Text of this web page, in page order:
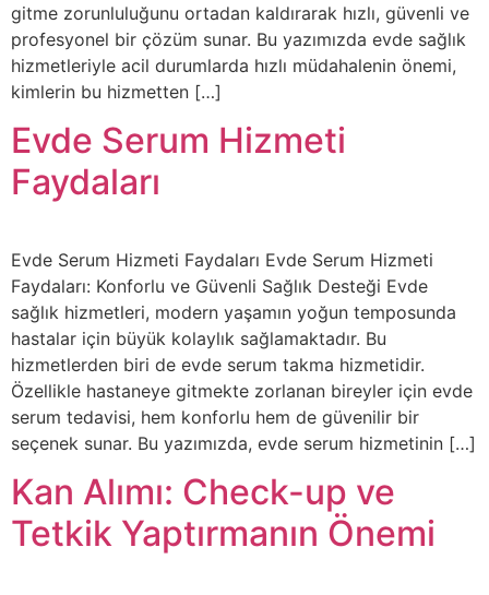
gitme zorunluluğunu ortadan kaldırarak hızlı, güvenli ve
profesyonel bir çözüm sunar. Bu yazımızda evde sağlık
hizmetleriyle acil durumlarda hızlı müdahalenin önemi,
kimlerin bu hizmetten […]
Evde Serum Hizmeti
Faydaları
Evde Serum Hizmeti Faydaları Evde Serum Hizmeti
Faydaları: Konforlu ve Güvenli Sağlık Desteği Evde
sağlık hizmetleri, modern yaşamın yoğun temposunda
hastalar için büyük kolaylık sağlamaktadır. Bu
hizmetlerden biri de evde serum takma hizmetidir.
Özellikle hastaneye gitmekte zorlanan bireyler için evde
serum tedavisi, hem konforlu hem de güvenilir bir
seçenek sunar. Bu yazımızda, evde serum hizmetinin […]
Kan Alımı: Check-up ve
Tetkik Yaptırmanın Önemi